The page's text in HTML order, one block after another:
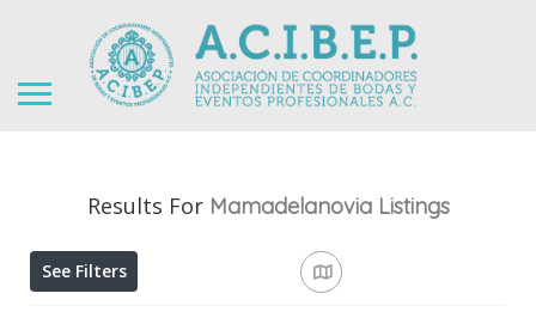
Results For Mamadelanovia Listings
See Filters